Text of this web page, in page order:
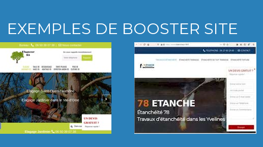
EXEMPLES DE BOOSTER SITE